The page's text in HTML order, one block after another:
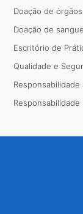
Doação de órgãos
Doação de sangue
Escritório de
Qualidade e
Responsabilidade
Responsabilidade